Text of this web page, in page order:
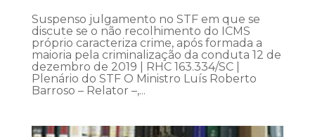
Suspenso julgamento no STF em que se
discute se o não recolhimento do ICMS
próprio caracteriza crime, após formada a
maioria pela criminalização da conduta 12 de
dezembro de 2019 | RHC 163.334/SC |
Plenário do STF O Ministro Luís Roberto
Barroso – Relator –,...